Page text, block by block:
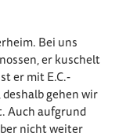
Bei uns
er kuschelt
er mit E.C.-
gehen wir
Auch aufgrund
nicht weiter